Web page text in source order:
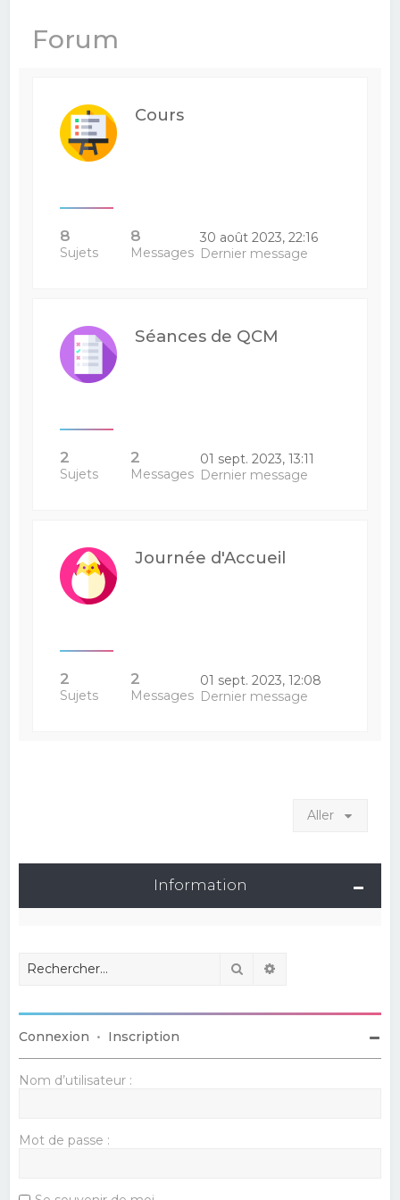
Forum
Cours
8
Sujets
8
Messages
30 août 2023, 22:16
Dernier message
Séances de QCM
2
Sujets
2
Messages
01 sept. 2023, 13:11
Dernier message
Journée d'Accueil
2
Sujets
2
Messages
01 sept. 2023, 12:08
Dernier message
Aller
Information
Rechercher
Connexion • Inscription
Nom d’utilisateur :
Mot de passe :